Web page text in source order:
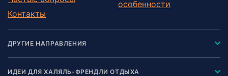
Контакты
особенности
ДРУГИЕ НАПРАВЛЕНИЯ
ИДЕИ ДЛЯ ХАЛЯЛЬ-ФРЕНДЛИ ОТДЫХА